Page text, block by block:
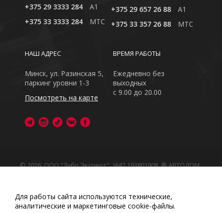
+375 29 3333 284
A1
+375 33 3333 284
MTC
+375 29 657 26 88
A1
+375 33 357 26 88
MTC
ВРЕМЯ РАБОТЫ
Ежедневно без
выходных
с 9.00 до 20.00
НАШ АДРЕС
Минск, ул. Разинская 5,
паркинг уровни 1-3
Посмотреть на карте
© 2026, ООО "Зубр Эксперт", УНП 193801908. ® АВТОДОМ
Обращаем Ваше внимание на то, что данный интернет-
сайт носит исключительно информационный характер
Любое использование либо копирование материалов
Для работы сайта используются технические,
аналитические и маркетинговые сооkіе-файлы.